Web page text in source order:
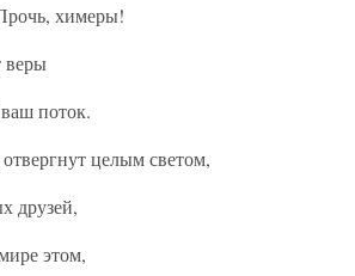
химеры!
веры
поток.
целым светом,
друзей,
этом,